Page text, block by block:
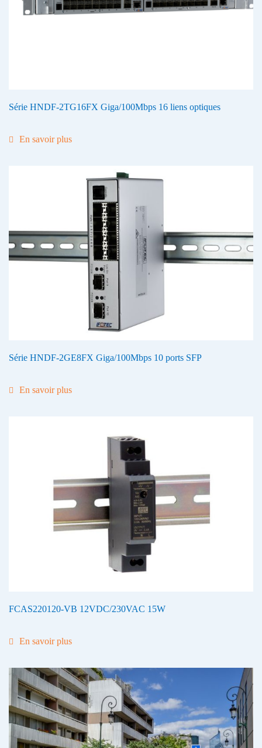
Série HNDF-2TG16FX Giga/100Mbps 16 liens optiques
En savoir plus
Série HNDF-2GE8FX Giga/100Mbps 10 ports SFP
En savoir plus
FCAS220120-VB 12VDC/230VAC 15W
En savoir plus